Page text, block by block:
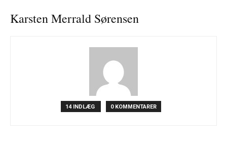
Karsten Merrald Sørensen
14 INDLÆG 0 KOMMENTARER